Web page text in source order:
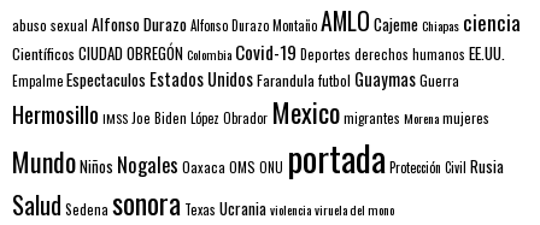
abuso sexual Alfonso DurazoAlfonso Durazo MontañoAMLO CajemeChiapas ciencia
Científicos CIUDAD OBREGÓNColombia Covid-19 Deportes derechos humanos EE.UU.
EmpalmeEspectaculos Estados UnidosFarandulafutbol GuaymasGuerra
Hermosillo IMSS Joe Biden López Obrador Mexicomigrantes Morenamujeres
MundoNiños Nogales Oaxaca OMS ONU portada Protección Civil Rusia
Salud Sedena sonora Texas Ucraniaviolenciaviruela del mono